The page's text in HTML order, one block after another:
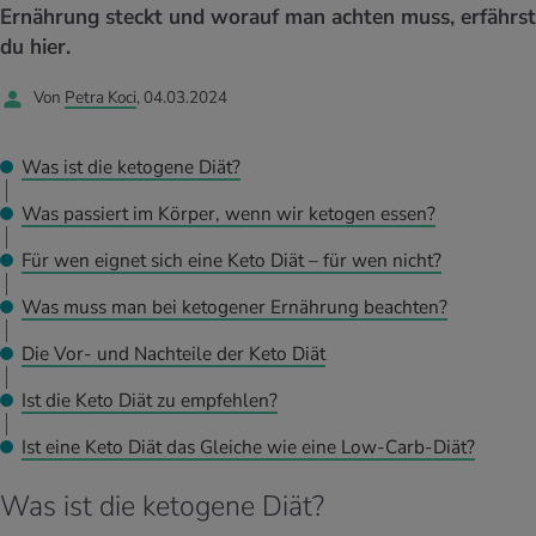
& Intoleranzen
BMI berechnen
Personal Health Coaching
THEMEN IM BEREICH BEWEGUNG
Kalorienverbrauch berechnen
Personal Health Coaching
THEMEN IM BEREICH ENTSPANNUNG
Glücklich sein
Personal Health Coaching
Wissen
Mund- & Zahnpflege
Personal Health Coaching
THEMEN IM BEREICH SERVICES
Ernährung steckt und worauf man achten muss, erfährst
du hier.
Von Petra Koci, 04.03.2024
Was ist die ketogene Diät?
Was passiert im Körper, wenn wir ketogen essen?
Für wen eignet sich eine Keto Diät – für wen nicht?
Was muss man bei ketogener Ernährung beachten?
Die Vor- und Nachteile der Keto Diät
Ist die Keto Diät zu empfehlen?
Ist eine Keto Diät das Gleiche wie eine Low-Carb-Diät?
Was ist die ketogene Diät?